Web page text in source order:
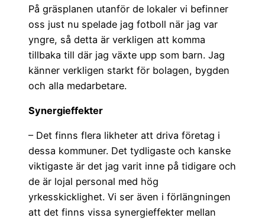
På gräsplanen utanför de lokaler vi befinner
oss just nu spelade jag fotboll när jag var
yngre, så detta är verkligen att komma
tillbaka till där jag växte upp som barn. Jag
känner verkligen starkt för bolagen, bygden
och alla medarbetare.
Synergieffekter
– Det finns flera likheter att driva företag i
dessa kommuner. Det tydligaste och kanske
viktigaste är det jag varit inne på tidigare och
de är lojal personal med hög
yrkesskicklighet. Vi ser även i förlängningen
att det finns vissa synergieffekter mellan